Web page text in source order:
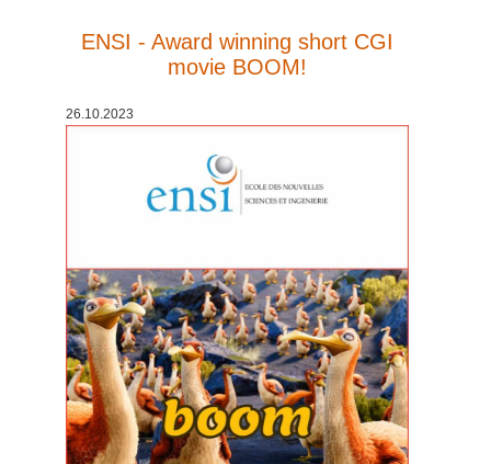
Редактировать профиль
Mental Ray
Maxwell
ENSI - Award winning short CGI
movie BOOM!
26.10.2023